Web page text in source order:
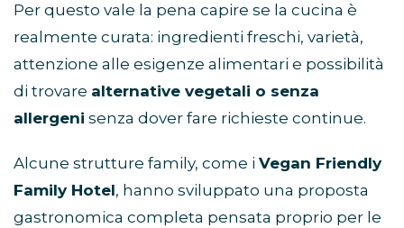
Per questo vale la pena capire se la cucina è
realmente curata: ingredienti freschi, varietà,
attenzione alle esigenze alimentari e possibilità
di trovare alternative vegetali o senza
allergeni senza dover fare richieste continue.
Alcune strutture family, come i Vegan Friendly
Family Hotel, hanno sviluppato una proposta
gastronomica completa pensata proprio per le